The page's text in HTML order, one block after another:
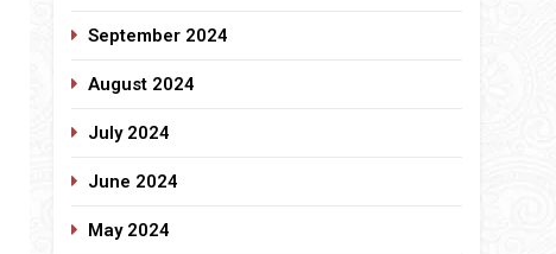
September 2024
August 2024
July 2024
June 2024
May 2024